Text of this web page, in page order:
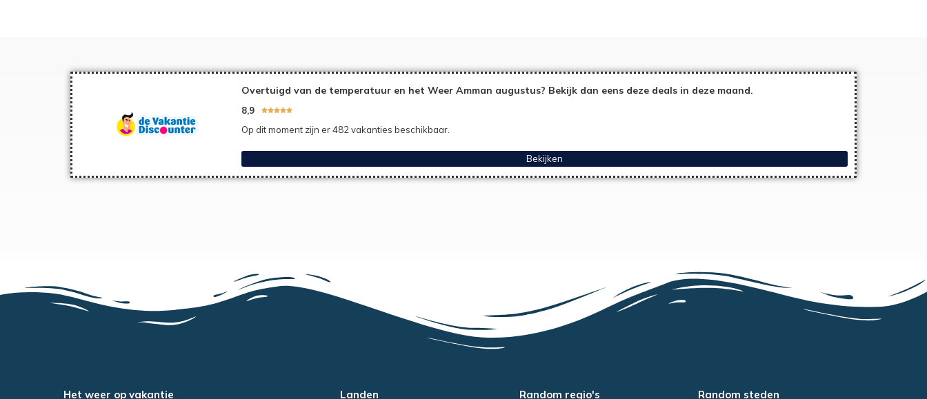
Overtuigd van de temperatuur en het Weer Amman augustus? Bekijk dan eens deze deals in deze maand.
8,9 
Op dit moment zijn er 482 vakanties beschikbaar.
Bekijken
Het weer op vakantie Landen Random regio's Random steden